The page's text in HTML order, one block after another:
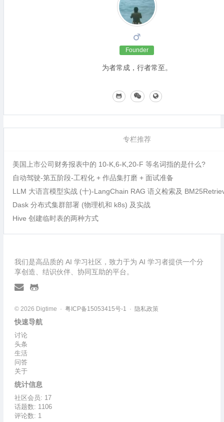
Founder
为者常成，行者常至。
专栏推荐
美国上市公司财务报表中的 10-K,6-K,20-F 等名词指的是什么?
自动驾驶-第五阶段-工程化 + 作品集打磨 + 面试准备
LLM 大语言模型实战 (十)-LangChain RAG 语义检索及
Dask 分布式集群部署 (物理机和 k8s) 及实战
Hive 创建临时表的两种方式
我们是高品质的 AI 学习社区，致力于为 AI 学习者提供一个分
享创造、结识伙伴、协同互助的平台。
© 2026 Digtime · 粤ICP备15053415号-1 · 隐私政策
快速导航
讨论
头条
生活
问答
关于
统计信息
社区会员: 17
话题数: 1106
评论数: 1